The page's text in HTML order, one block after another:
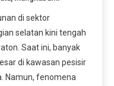
di sektor
selatan kini tengah
Saat ini, banyak
di kawasan pesisir
Namun, fenomena